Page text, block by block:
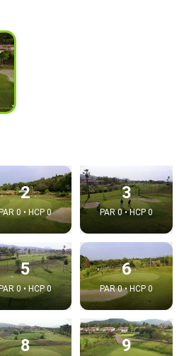
2
PAR 0 • HCP 0
3
PAR 0 • HCP 0
5
PAR 0 • HCP 0
6
PAR 0 • HCP 0
8 9